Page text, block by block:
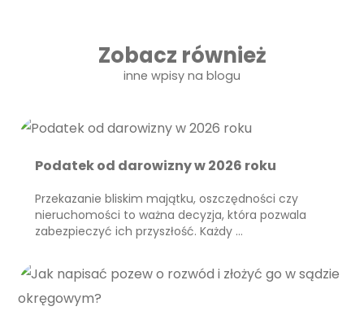
Zobacz również
inne wpisy na blogu
Podatek od darowizny w 2026 roku
Przekazanie bliskim majątku, oszczędności czy
nieruchomości to ważna decyzja, która pozwala
zabezpieczyć ich przyszłość. Każdy …